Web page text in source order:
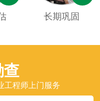
长期巩固
查
工程师上门服务